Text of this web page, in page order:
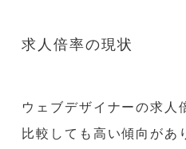
求人倍率の現状
ウェブデザイナーの求人
比較しても高い傾向があ